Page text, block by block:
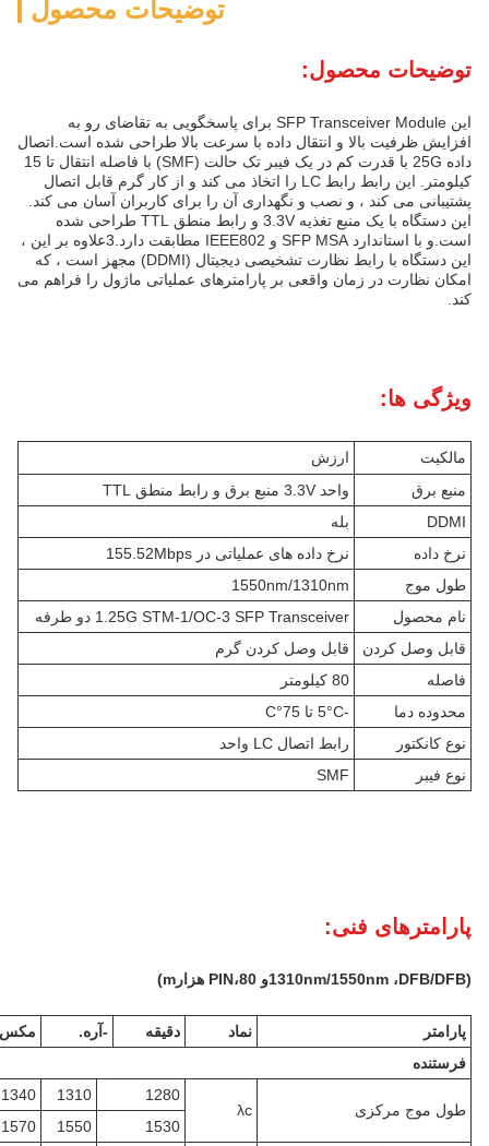
توضیحات محصول
توضیحات محصول:
این SFP Transceiver Module برای پاسخگویی به تقاضای رو به
افزایش ظرفیت بالا و انتقال داده با سرعت بالا طراحی شده است.اتصال
داده 25G با قدرت کم در یک فیبر تک حالت (SMF) با فاصله انتقال تا 15
کیلومتر. این رابط رابط LC را اتخاذ می کند و از کار گرم قابل اتصال
پشتیبانی می کند ، و نصب و نگهداری آن را برای کاربران آسان می کند.
این دستگاه با یک منبع تغذیه 3.3V و رابط منطق TTL طراحی شده
است.و با استاندارد SFP MSA و IEEE802 مطابقت دارد.3علاوه بر این ،
این دستگاه با رابط نظارت تشخیصی دیجیتال (DDMI) مجهز است ، که
امکان نظارت در زمان واقعی بر پارامترهای عملیاتی ماژول را فراهم می
کند.
ویژگی ها:
مالکیت
ارزش
منبع برق
واحد 3.3V منبع برق و رابط منطق TTL
DDMI
بله
نرخ داده
نرخ داده های عملیاتی در 155.52Mbps
طول موج
1550nm/1310nm
نام محصول
1.25G STM-1/OC-3 SFP Transceiver دو طرفه
قابل وصل کردن
قابل وصل کردن گرم
فاصله
80 کيلومتر
محدوده دما
-5°C تا 75°C
نوع کانکتور
رابط اتصال LC واحد
نوع فیبر
SMF
پارامترهای فنی:
(
1310nm/1550nm ،DFB/DFB و PIN، 80 هزار m)
پارامتر نماد دقیقه -آره.
مکس
فرستنده
طول موج مرکزی λc
1280
1310
1340
1530
1550
1570